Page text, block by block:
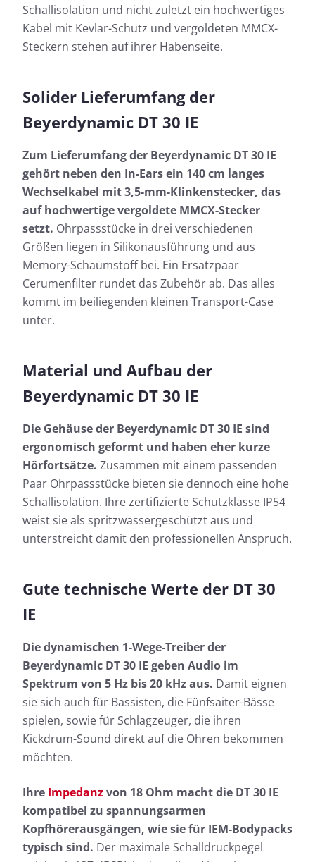
Schallisolation und nicht zuletzt ein hochwertiges
Kabel mit Kevlar-Schutz und vergoldeten MMCX-
Steckern stehen auf ihrer Habenseite.
Solider Lieferumfang der
Beyerdynamic DT 30 IE
Zum Lieferumfang der Beyerdynamic DT 30 IE
gehört neben den In-Ears ein 140 cm langes
Wechselkabel mit 3,5-mm-Klinkenstecker, das
auf hochwertige vergoldete MMCX-Stecker
setzt. Ohrpassstücke in drei verschiedenen
Größen liegen in Silikonausführung und aus
Memory-Schaumstoff bei. Ein Ersatzpaar
Cerumenfilter rundet das Zubehör ab. Das alles
kommt im beiliegenden kleinen Transport-Case
unter.
Material und Aufbau der
Beyerdynamic DT 30 IE
Die Gehäuse der Beyerdynamic DT 30 IE sind
ergonomisch geformt und haben eher kurze
Hörfortsätze. Zusammen mit einem passenden
Paar Ohrpassstücke bieten sie dennoch eine hohe
Schallisolation. Ihre zertifizierte Schutzklasse IP54
weist sie als spritzwassergeschützt aus und
unterstreicht damit den professionellen Anspruch.
Gute technische Werte der DT 30
IE
Die dynamischen 1-Wege-Treiber der
Beyerdynamic DT 30 IE geben Audio im
Spektrum von 5 Hz bis 20 kHz aus. Damit eignen
sie sich auch für Bassisten, die Fünfsaiter-Bässe
spielen, sowie für Schlagzeuger, die ihren
Kickdrum-Sound direkt auf die Ohren bekommen
möchten.
Ihre Impedanzvon 18 Ohm macht die DT 30 IE
kompatibel zu spannungsarmen
Kopfhörerausgängen, wie sie für IEM-Bodypacks
typisch sind. Der maximale Schalldruckpegel